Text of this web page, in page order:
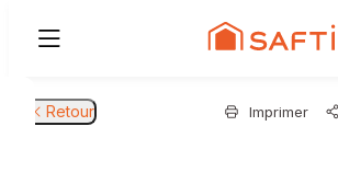
Retour Imprimer